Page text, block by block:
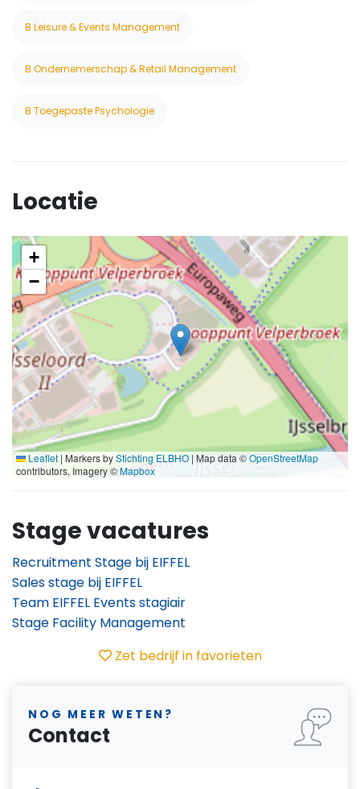
B Leisure & Events Management
B Ondernemerschap & Retail Management
B Toegepaste Psychologie
Locatie
+
−
Leaflet | Markers byStichting ELBHO | Map data ©OpenStreetMap
contributors, Imagery ©Mapbox
Stage vacatures
Recruitment Stage bij EIFFEL
Sales stage bij EIFFEL
Team EIFFEL Events stagiair
Stage Facility Management
Zet bedrijf in favorieten
NOG MEER WETEN?
Contact